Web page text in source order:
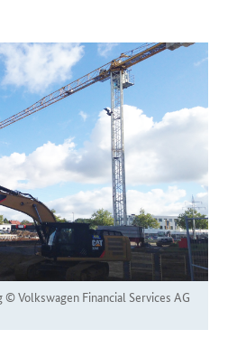
© Volkswagen Financial Services AG